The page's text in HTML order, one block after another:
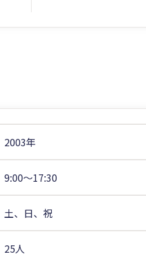
2003年
9:00〜17:30
土、日、祝
25人